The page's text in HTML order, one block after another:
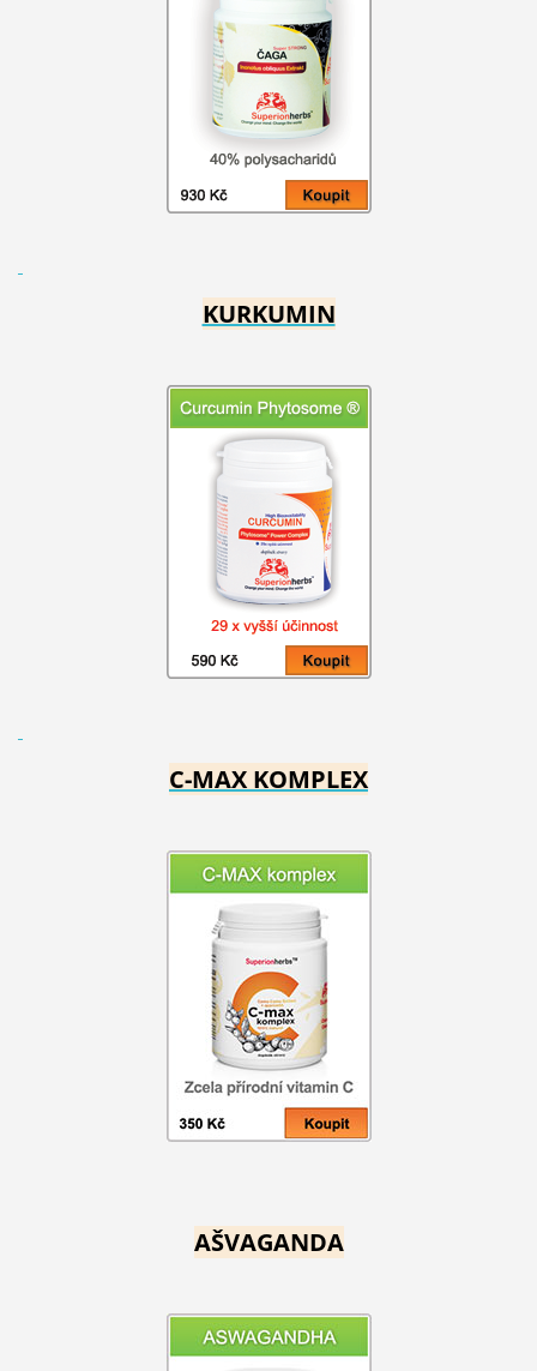
KURKUMIN
C-MAX KOMPLEX
AŠVAGANDA